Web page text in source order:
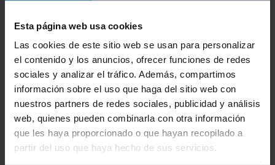
Esta página web usa cookies
Las cookies de este sitio web se usan para personalizar
el contenido y los anuncios, ofrecer funciones de redes
sociales y analizar el tráfico. Además, compartimos
información sobre el uso que haga del sitio web con
nuestros partners de redes sociales, publicidad y análisis
web, quienes pueden combinarla con otra información
que les haya proporcionado o que hayan recopilado a
partir del uso que haya hecho de sus servicios.
No has trobat el que buscaves? Aquests
temes us poden ajudar
suport per a projector
suport de sostre per projector
suport extensible per projector